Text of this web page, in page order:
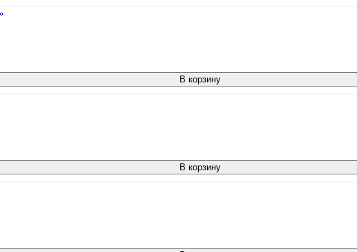
В корзину
В корзину